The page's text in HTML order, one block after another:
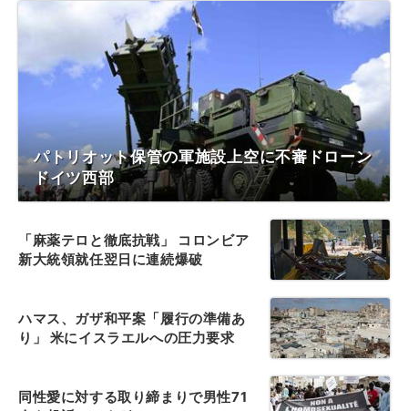
パトリオット保管の軍施設上空に不審ドローン
ドイツ西部
「麻薬テロと徹底抗戦」 コロンビア
新大統領就任翌日に連続爆破
ハマス、ガザ和平案「履行の準備あ
り」 米にイスラエルへの圧力要求
同性愛に対する取り締まりで男性71